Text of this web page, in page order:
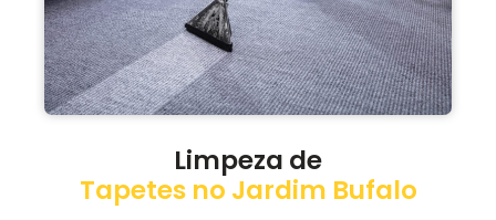
Limpeza de
Tapetes no Jardim Bufalo